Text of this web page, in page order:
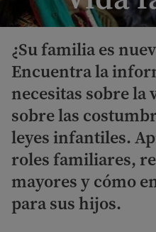
¿Su familia es
Encuentra la
necesitas sobre la
sobre las
leyes infantiles.
roles familiares,
mayores y cómo
para sus hijos.